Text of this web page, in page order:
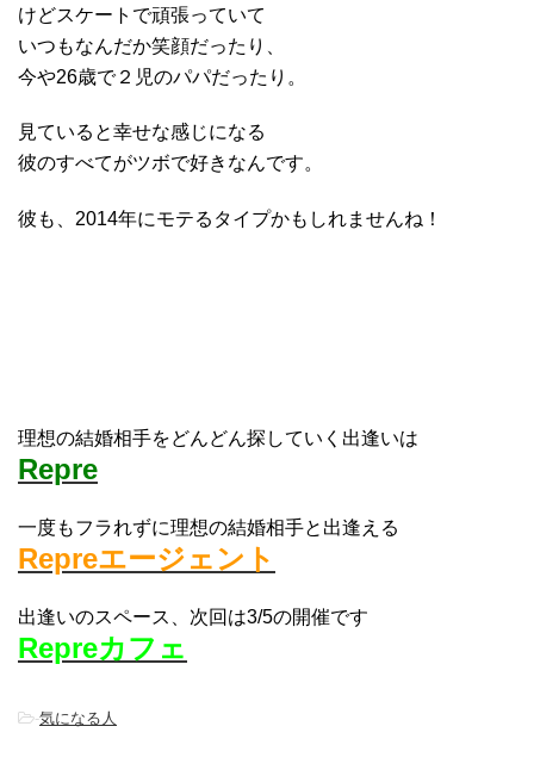
けどスケートで頑張っていて
いつもなんだか笑顔だったり、
今や26歳で２児のパパだったり。
見ていると幸せな感じになる
彼のすべてがツボで好きなんです。
彼も、2014年にモテるタイプかもしれませんね！
理想の結婚相手をどんどん探していく出逢いは
Repre
一度もフラれずに理想の結婚相手と出逢える
Repreエージェント
出逢いのスペース、次回は3/5の開催です
Repreカフェ
-気になる人